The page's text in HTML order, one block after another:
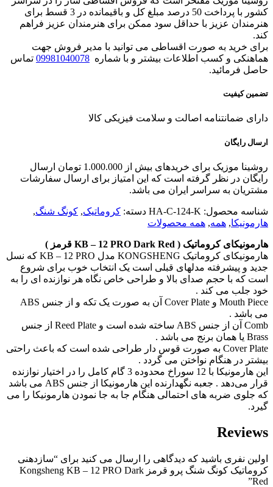
کشور با پرداخت 50 درصد مبلغ کل و باقیمانده در 3 قسط برای
هنرمندان عزیز با حداقل سود ممکن برای هنرمندان عزیز فراهم
کند.
برای خرید به صورت اقساطی می توانید با مدیر فروش جهت
هماهنکی و کسب اطلاعات بیشتر و با شماره 09981040078 تماس
حاصل فرمائید.
تضمین کیفیت
دارای ضمانتنامه اصالت و سلامت فیزیکی کالا
ارسال رایگان
روشینا موزیک برای خریدهای بیش از 1.000.000 تومان ارسال
رایگان در نظر گرفته است که این امتیاز برای ارسال سفارشات
مشتریان به سراسر ایران می باشد.
شناسه محصول: HA-C-124-K دسته: کروماتیک, کونگ شنگ,
هارمونیکا, همه, همه محصولات
هارمونیکای کروماتیک ( KB – 12 PRO Dark Red قرمز )
هارمونیکای کروماتیک KONGSHENG مدل KB – 12 PRO که نسل
جدید و پیشرفته مدلهای قبلی است یک انتخاب خوب برای شروع
است که با حجم صدای بالا و طراحی خاص نگاه هر نوازنده ای را به
خود جلب می کند .
Mouth Piece و Cover Plate آن به صورت یک تکه و از جنس ABS
می باشد .
Comb آن از جنس ABS ساخته شده است و Reed Plate از جنس
Brass یا همان برنج می باشد .
Cover Plate به صورت قوس دار طراحی شده است که باعث راحتی
بیشتر در هنگام نواختن می گردد .
این هارمونیکا با 12 سوراخ محدوده‌ 3 گام کامل را در اختیار نوازنده
قرار می‌دهد . جعبه نگهدارنده این هارمونیکا از جنس ABS می باشد
که جلوی ضربه های احتمالی هنگام جا به جا نمودن هارمونیکا را می
گیرد.
Reviews
اولین نفری باشید که دیدگاهی را ارسال می کنید برای “سازدهنی
کروماتیک کونگ شنگ پرو قرمز Kongsheng KB – 12 PRO Dark
Red”